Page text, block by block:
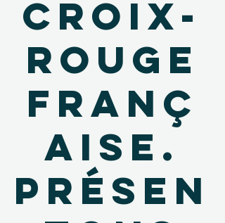
Croix-
Rouge
franç
aise.
Présen